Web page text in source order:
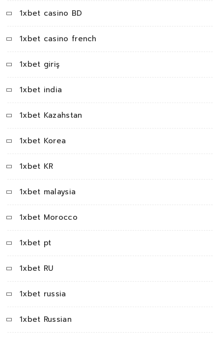
1xbet casino BD
1xbet casino french
1xbet giriş
1xbet india
1xbet Kazahstan
1xbet Korea
1xbet KR
1xbet malaysia
1xbet Morocco
1xbet pt
1xbet RU
1xbet russia
1xbet Russian